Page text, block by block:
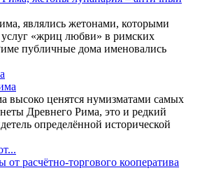
являлись жетонами, которыми
услуг «жриц любви» в римских
публичные дома именовались
высоко ценятся нумизматами самых
Древнего Рима, это и редкий
определённой исторической